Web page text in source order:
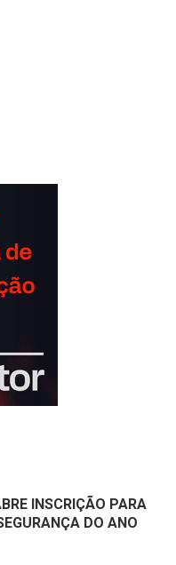
INSCRIÇÃO PARA
DO ANO